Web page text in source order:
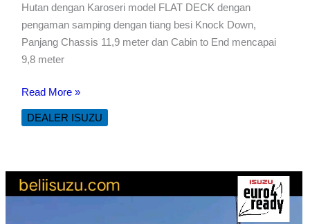
Hutan dengan Karoseri model FLAT DECK dengan
pengaman samping dengan tiang besi Knock Down,
Panjang Chassis 11,9 meter dan Cabin to End mencapai
9,8 meter
LOGGING
TRUK
ISUZU
U
HP
Read More »
DEALER ISUZU